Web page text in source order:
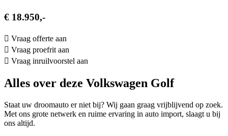
€ 18.950,-
Vraag offerte aan
Vraag proefrit aan
Vraag inruilvoorstel aan
Alles over deze Volkswagen Golf
Staat uw droomauto er niet bij? Wij gaan graag vrijblijvend op zoek.
Met ons grote netwerk en ruime ervaring in auto import, slaagt u bij
ons altijd.